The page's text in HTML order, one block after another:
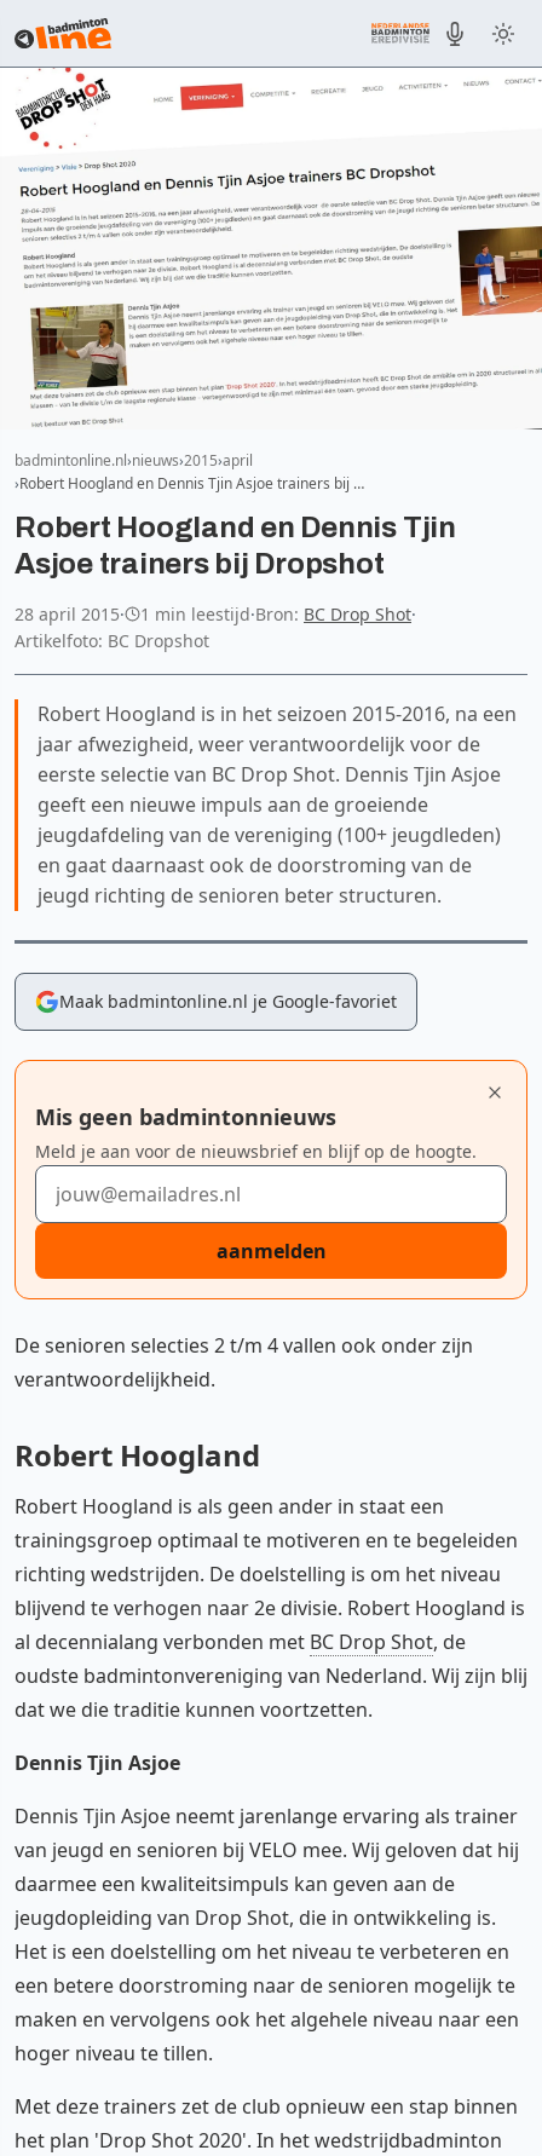
badmintonline.nl nieuws 2015 april
Robert Hoogland en Dennis Tjin Asjoe trainers bij …
Robert Hoogland en Dennis Tjin
Asjoe trainers bij Dropshot
28 april 2015· 1 min leestijd·Bron: BC Drop Shot·
Artikelfoto: BC Dropshot
Robert Hoogland is in het seizoen 2015-2016, na een
jaar afwezigheid, weer verantwoordelijk voor de
eerste selectie van BC Drop Shot. Dennis Tjin Asjoe
geeft een nieuwe impuls aan de groeiende
jeugdafdeling van de vereniging (100+ jeugdleden)
en gaat daarnaast ook de doorstroming van de
jeugd richting de senioren beter structuren.
Maak badmintonline.nl je Google-favoriet
Mis geen badmintonnieuws
Meld je aan voor de nieuwsbrief en blijf op de hoogte.
E-mailadres
aanmelden
De senioren selecties 2 t/m 4 vallen ook onder zijn
verantwoordelijkheid.
Robert Hoogland
Robert Hoogland is als geen ander in staat een
trainingsgroep optimaal te motiveren en te begeleiden
richting wedstrijden. De doelstelling is om het niveau
blijvend te verhogen naar 2e divisie. Robert Hoogland is
al decennialang verbonden met BC Drop Shot, de
oudste badmintonvereniging van Nederland. Wij zijn blij
dat we die traditie kunnen voortzetten.
Dennis Tjin Asjoe
Dennis Tjin Asjoe neemt jarenlange ervaring als trainer
van jeugd en senioren bij VELO mee. Wij geloven dat hij
daarmee een kwaliteitsimpuls kan geven aan de
jeugdopleiding van Drop Shot, die in ontwikkeling is.
Het is een doelstelling om het niveau te verbeteren en
een betere doorstroming naar de senioren mogelijk te
maken en vervolgens ook het algehele niveau naar een
hoger niveau te tillen.
Met deze trainers zet de club opnieuw een stap binnen
het plan 'Drop Shot 2020'. In het wedstrijdbadminton